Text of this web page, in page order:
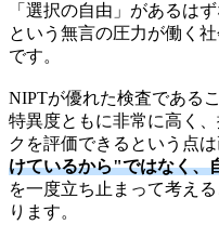
「選択の自由」があるは
という無言の圧力が働く
です。
NIPTが優れた検査である
特異度ともに非常に高く
クを評価できるという点
けているから"ではなく、
を一度立ち止まって考え
ります。